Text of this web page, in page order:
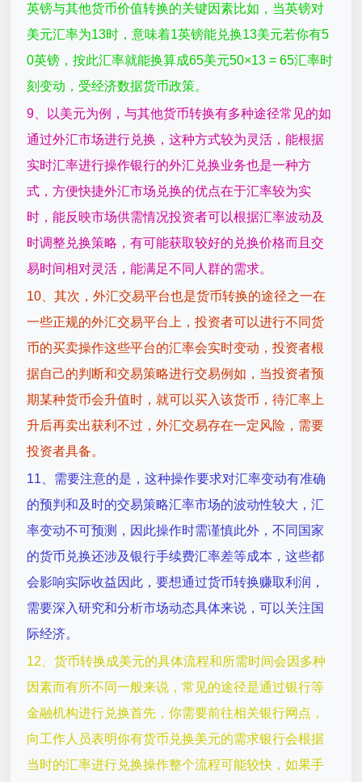
英镑与其他货币价值转换的关键因素比如，当英镑对
美元汇率为13时，意味着1英镑能兑换13美元若你有5
0英镑，按此汇率就能换算成65美元50×13 = 65汇率时
刻变动，受经济数据货币政策。
9、以美元为例，与其他货币转换有多种途径常见的如
通过外汇市场进行兑换，这种方式较为灵活，能根据
实时汇率进行操作银行的外汇兑换业务也是一种方
式，方便快捷外汇市场兑换的优点在于汇率较为实
时，能反映市场供需情况投资者可以根据汇率波动及
时调整兑换策略，有可能获取较好的兑换价格而且交
易时间相对灵活，能满足不同人群的需求。
10、其次，外汇交易平台也是货币转换的途径之一在
一些正规的外汇交易平台上，投资者可以进行不同货
币的买卖操作这些平台的汇率会实时变动，投资者根
据自己的判断和交易策略进行交易例如，当投资者预
期某种货币会升值时，就可以买入该货币，待汇率上
升后再卖出获利不过，外汇交易存在一定风险，需要
投资者具备。
11、需要注意的是，这种操作要求对汇率变动有准确
的预判和及时的交易策略汇率市场的波动性较大，汇
率变动不可预测，因此操作时需谨慎此外，不同国家
的货币兑换还涉及银行手续费汇率差等成本，这些都
会影响实际收益因此，要想通过货币转换赚取利润，
需要深入研究和分析市场动态具体来说，可以关注国
际经济。
12、货币转换成美元的具体流程和所需时间会因多种
因素而有所不同一般来说，常见的途径是通过银行等
金融机构进行兑换首先，你需要前往相关银行网点，
向工作人员表明你有货币兑换美元的需求银行会根据
当时的汇率进行兑换操作整个流程可能较快，如果手